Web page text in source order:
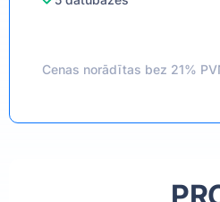
Cenas norādītas bez 21%